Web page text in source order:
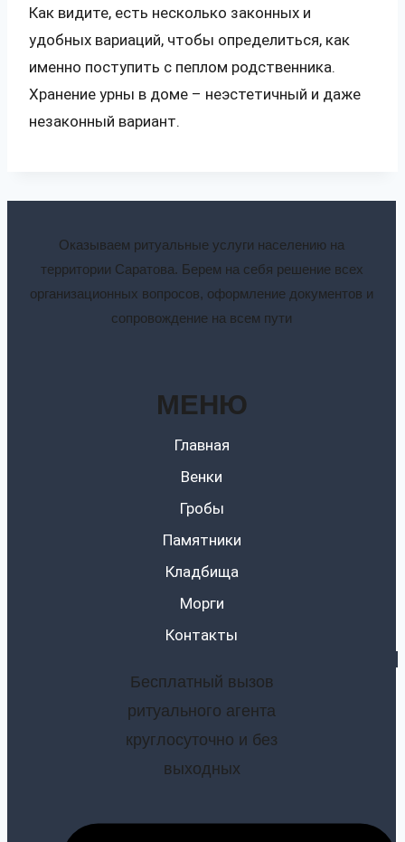
Как видите, есть несколько законных и
удобных вариаций, чтобы определиться, как
именно поступить с пеплом родственника.
Хранение урны в доме – неэстетичный и даже
незаконный вариант.
Оказываем ритуальные услуги населению на
территории Саратова. Берем на себя решение всех
организационных вопросов, оформление документов и
сопровождение на всем пути
МЕНЮ
Главная
Венки
Гробы
Памятники
Кладбища
Морги
Контакты
Бесплатный вызов
ритуального агента
круглосуточно и без
выходных